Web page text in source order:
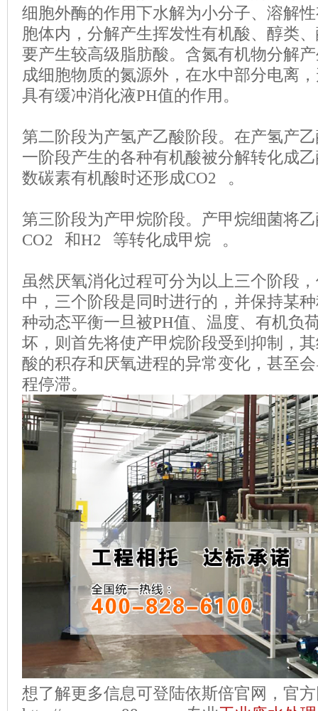
细胞外酶的作用下水解为小分子、溶解
胞体内，分解产生挥发性有机酸、醇类
要产生较高级脂肪酸。含氮有机物分解
成细胞物质的氮源外，在水中部分电离
具有缓冲消化液PH值的作用。
第二阶段为产氢产乙酸阶段。在产氢产
一阶段产生的各种有机酸被分解转化成
数碳素有机酸时还形成CO2 。
第三阶段为产甲烷阶段。产甲烷细菌将
CO2 和H2 等转化成甲烷 。
虽然厌氧消化过程可分为以上三个阶段
中，三个阶段是同时进行的，并保持某
种动态平衡一旦被PH值、温度、有机负
坏，则首先将使产甲烷阶段受到抑制，
酸的积存和厌氧进程的异常变化，甚至
程停滞。
想了解更多信息可登陆依斯倍官网，官